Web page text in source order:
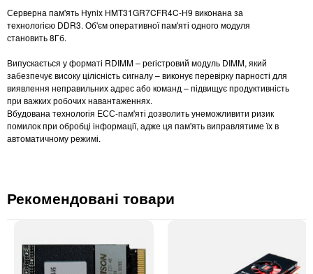
Серверна пам'ять Hynix HMT31GR7CFR4C-H9 виконана за
технологією DDR3. Об'єм оперативної пам'яті одного модуля
становить 8Гб.
Випускається у форматі RDIMM – регістровий модуль DIMM, який
забезпечує високу цілісність сигналу – виконує перевірку парності для
виявлення неправильних адрес або команд – підвищує продуктивність
при важких робочих навантаженнях.
Вбудована технологія ЕСС-пам'яті дозволить унеможливити ризик
помилок при обробці інформації, адже ця пам'ять виправлятиме їх в
автоматичному режимі.
Рекомендовані товари